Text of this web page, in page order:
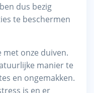
dus bezig
te beschermen
met onze duiven.
manier te
en ongemakken.
is en er